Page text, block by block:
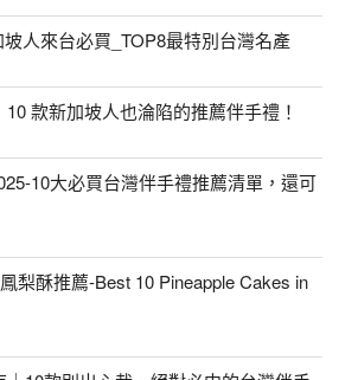
人來台必買_TOP8最特別台灣名產
款新加坡人也淪陷的推薦伴手禮！
10大必買台灣伴手禮推薦清單，還可
梨酥推薦-Best 10 Pineapple Cakes in